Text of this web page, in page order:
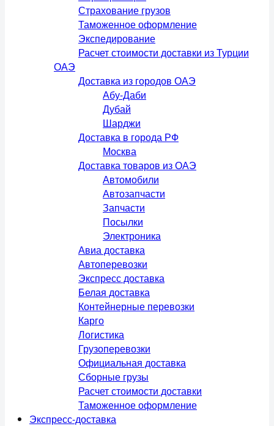
Страхование грузов
Таможенное оформление
Экспедирование
Расчет стоимости доставки из Турции
ОАЭ
Доставка из городов ОАЭ
Абу-Даби
Дубай
Шарджи
Доставка в города РФ
Москва
Доставка товаров из ОАЭ
Автомобили
Автозапчасти
Запчасти
Посылки
Электроника
Авиа доставка
Автоперевозки
Экспресс доставка
Белая доставка
Контейнерные перевозки
Карго
Логистика
Грузоперевозки
Официальная доставка
Сборные грузы
Расчет стоимости доставки
Таможенное оформление
Экспресс-доставка